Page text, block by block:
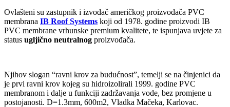
Ovlašteni su zastupnik i izvođač američkog proizvođača PVC
membrana IB Roof Systems koji od 1978. godine proizvodi IB
PVC membrane vrhunske premium kvalitete, te ispunjava uvjete za
status ugljično neutralnog proizvođača.
Njihov slogan “ravni krov za budućnost”, temelji se na činjenici da
je prvi ravni krov kojeg su hidroizolirali 1999. godine PVC
membranom i dalje u funkciji zadržavanja vode, bez promjene u
postojanosti. D=1.3mm, 600m2, Vladka Mačeka, Karlovac.